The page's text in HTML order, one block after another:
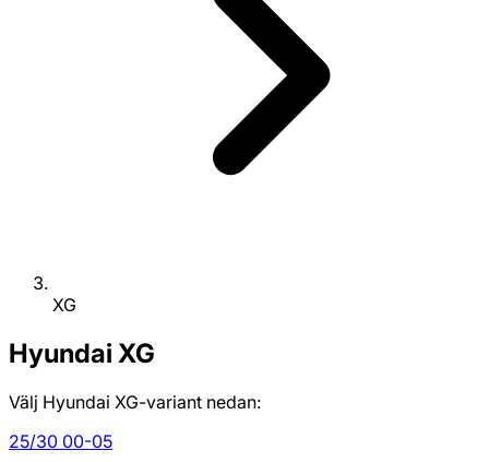
XG
Hyundai XG
Välj Hyundai XG-variant nedan:
25/30 00-05